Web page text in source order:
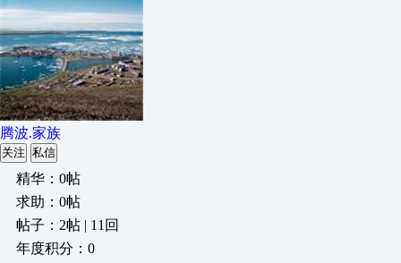
腾波.家族
关注 私信
精华：0帖
求助：0帖
帖子：2帖 | 11回
年度积分：0